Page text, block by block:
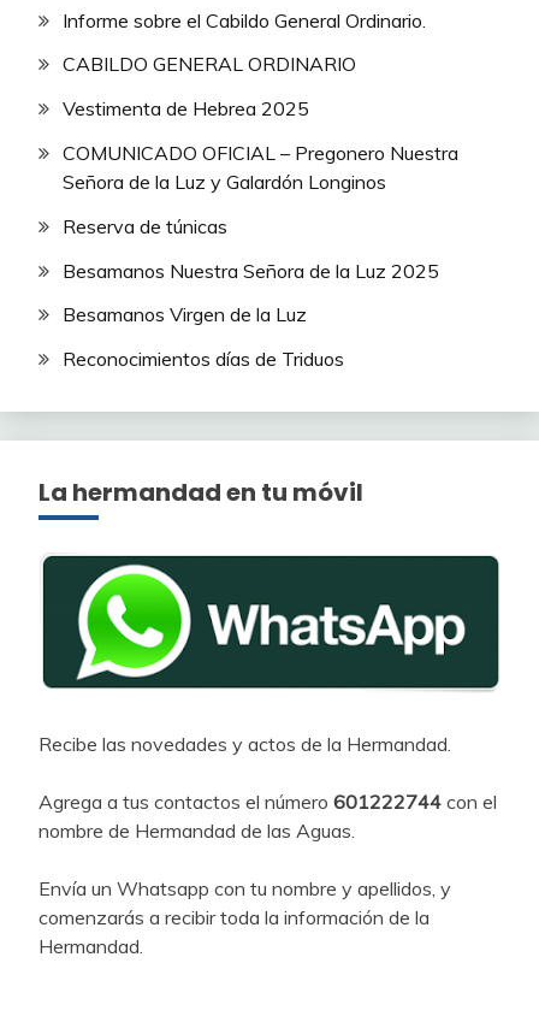
Informe sobre el Cabildo General Ordinario.
CABILDO GENERAL ORDINARIO
Vestimenta de Hebrea 2025
COMUNICADO OFICIAL – Pregonero Nuestra
Señora de la Luz y Galardón Longinos
Reserva de túnicas
Besamanos Nuestra Señora de la Luz 2025
Besamanos Virgen de la Luz
Reconocimientos días de Triduos
La hermandad en tu móvil
Recibe las novedades y actos de la Hermandad.
Agrega a tus contactos el número 601222744 con el
nombre de Hermandad de las Aguas.
Envía un Whatsapp con tu nombre y apellidos, y
comenzarás a recibir toda la información de la
Hermandad.